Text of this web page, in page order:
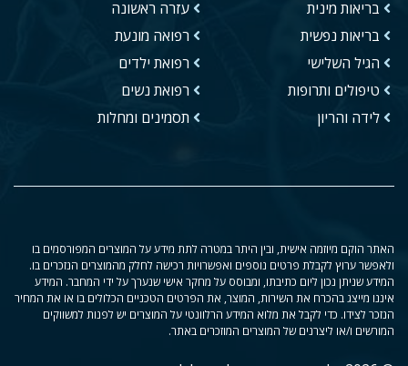
בריאות מינית
בריאות נפשית
הגיל השלישי
טיפולים ותרופות
לידה והריון
עזרה ראשונה
רפואה מונעת
רפואת ילדים
רפואת נשים
תסמינים ומחלות
האתר הוקם מיוזמה אישית, ובין היתר במטרה לתת מידע על המוצרים המפורסמים בו
ולאפשר ערוץ לקבלת פרטים נוספים ואפשרויות רכישה לחלק מהמוצרים הנזכרים בו.
המידע שניתן נכון ליום כתיבתו, ומבוסס על מחקר אישי שנערך על ידי המחבר. המידע
איננו מייצג בהכרח את השירות, המוצר, את הפרטים הטכניים הכלולים בו או את המחיר
הנזכר לצידו. כדי לקבל את מלוא המידע הרלוונטי על המוצרים יש לפנות למשווקים
המורשים ו/או ליצרנים של המוצרים המוזכרים באתר.